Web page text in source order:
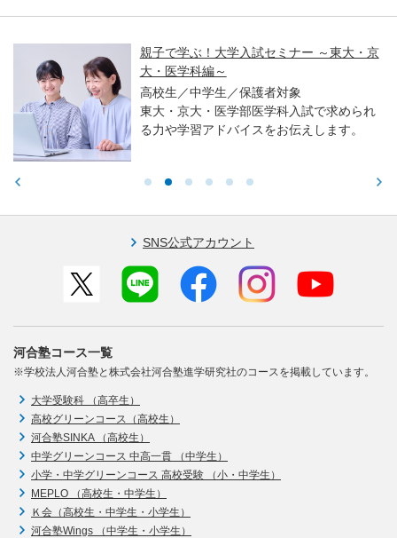
親子で学ぶ！大学入試セミナー ～東大・京
大・医学科編～
高校生／中学生／保護者対象
東大・京大・医学部医学科入試で求められ
る力や学習アドバイスをお伝えします。
SNS公式アカウント
河合塾コース一覧
※学校法人河合塾と株式会社河合塾進学研究社のコースを掲載しています。
大学受験科 （高卒生）
高校グリーンコース（高校生）
河合塾SINKA （高校生）
中学グリーンコース 中高一貫 （中学生）
小学・中学グリーンコース 高校受験 （小・中学生）
MEPLO （高校生・中学生）
Ｋ会（高校生・中学生・小学生）
河合塾Wings （中学生・小学生）